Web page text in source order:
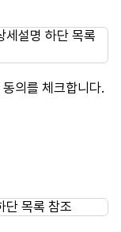
의를 체크합니다.